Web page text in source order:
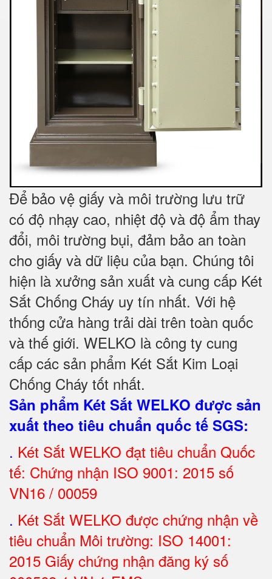
Để bảo vệ giấy và môi trường lưu trữ
có độ nhạy cao, nhiệt độ và độ ẩm thay
đổi, môi trường bụi, đảm bảo an toàn
cho giấy và dữ liệu của bạn. Chúng tôi
hiện là xưởng sản xuất và cung cấp Két
Sắt Chống Cháy uy tín nhất. Với hệ
thống cửa hàng trải dài trên toàn quốc
và thế giới. WELKO là công ty cung
cấp các sản phẩm Két Sắt Kim Loại
Chống Cháy tốt nhất.
Sản phẩm Két Sắt WELKO được sản
xuất theo tiêu chuẩn quốc tế SGS:
. Két Sắt WELKO đạt tiêu chuẩn Quốc
tế: Chứng nhận ISO 9001: 2015 số
VN16 / 00059
. Két Sắt WELKO được chứng nhận về
tiêu chuẩn Môi trường: ISO 14001:
2015 Giấy chứng nhận đăng ký số